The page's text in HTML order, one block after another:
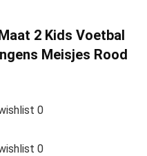
2 Kids Voetbal
Meisjes Rood
0
0